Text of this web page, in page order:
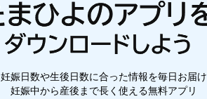
妊娠日数や生後日数に合った情報を毎日お届け
妊娠中から産後まで長く使える無料アプリ